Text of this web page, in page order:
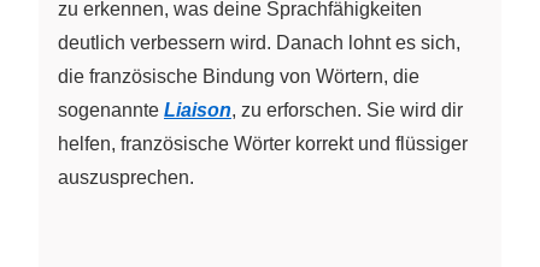
zu erkennen, was deine Sprachfähigkeiten
deutlich verbessern wird. Danach lohnt es sich,
die französische Bindung von Wörtern, die
sogenannte Liaison, zu erforschen. Sie wird dir
helfen, französische Wörter korrekt und flüssiger
auszusprechen.